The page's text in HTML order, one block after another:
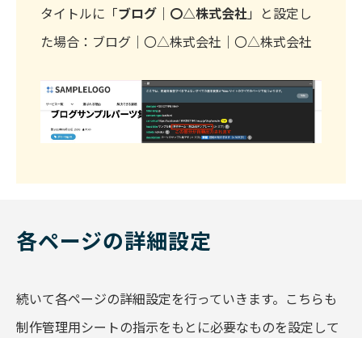
タイトルに「ブログ｜〇△株式会社」と設定し
た場合：ブログ｜〇△株式会社｜〇△株式会社
各ページの詳細設定
続いて各ページの詳細設定を行っていきます。こちらも
制作管理用シートの指示をもとに必要なものを設定して